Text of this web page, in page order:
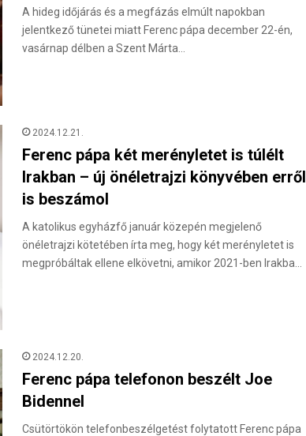
A hideg időjárás és a megfázás elmúlt napokban
jelentkező tünetei miatt Ferenc pápa december 22-én,
vasárnap délben a Szent Márta…
2024.12.21.
Ferenc pápa két merényletet is túlélt
Irakban – új önéletrajzi könyvében erről
is beszámol
A katolikus egyházfő január közepén megjelenő
önéletrajzi kötetében írta meg, hogy két merényletet is
megpróbáltak ellene elkövetni, amikor 2021-ben Irakba…
2024.12.20.
Ferenc pápa telefonon beszélt Joe
Bidennel
Csütörtökön telefonbeszélgetést folytatott Ferenc pápa